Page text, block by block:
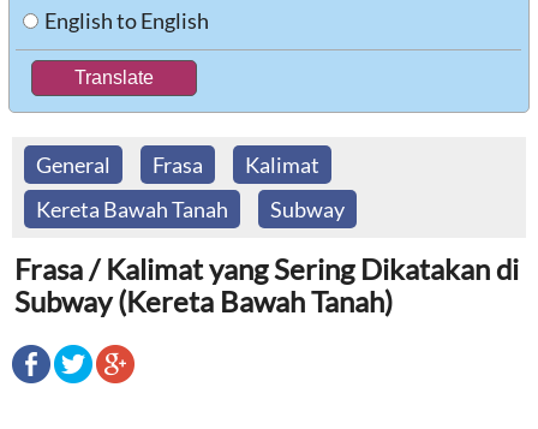
English to English
General Frasa
Kalimat
Kereta Bawah Tanah
Subway
Frasa / Kalimat yang Sering Dikatakan di
Subway (Kereta Bawah Tanah)